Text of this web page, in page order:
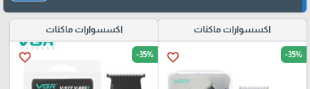
اكسسوارات ماكنات
favorite_border -35%
اكسسوارات ماكنات
favorite_border -35%